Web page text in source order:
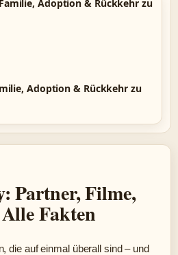
Adoption & Rückkehr zu
Partner, Filme,
Fakten
die auf einmal überall sind – und